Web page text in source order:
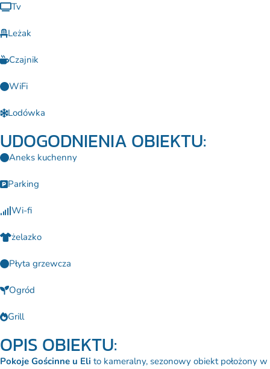
Tv
Leżak
Czajnik
WiFi
Lodówka
UDOGODNIENIA OBIEKTU:
Aneks kuchenny
Parking
Wi-fi
żelazko
Płyta grzewcza
Ogród
Grill
OPIS OBIEKTU:
Pokoje Gościnne u Eli to kameralny, sezonowy obiekt położony w